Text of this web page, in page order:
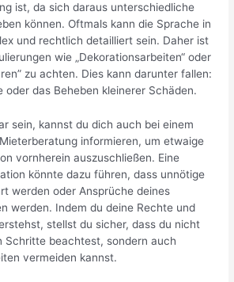
ist, da sich daraus unterschiedliche
können. Oftmals kann die Sprache in
und rechtlich detailliert sein. Daher ist
wie „Dekorationsarbeiten“ oder
zu achten. Dies kann darunter fallen:
oder das Beheben kleinerer Schäden.
sein, kannst du dich auch bei einem
informieren, um etwaige
vornherein auszuschließen. Eine
könnte dazu führen, dass unnötige
werden oder Ansprüche deines
werden. Indem du deine Rechte und
stellst du sicher, dass du nicht
Schritte beachtest, sondern auch
vermeiden kannst.